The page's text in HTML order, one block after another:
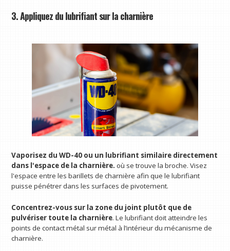
3. Appliquez du lubrifiant sur la charnière
Vaporisez du WD-40 ou un lubrifiant similaire directement
dans l'espace de la charnière. où se trouve la broche. Visez
l'espace entre les barillets de charnière afin que le lubrifiant
puisse pénétrer dans les surfaces de pivotement.
Concentrez-vous sur la zone du joint plutôt que de
pulvériser toute la charnière. Le lubrifiant doit atteindre les
points de contact métal sur métal à l’intérieur du mécanisme de
charnière.